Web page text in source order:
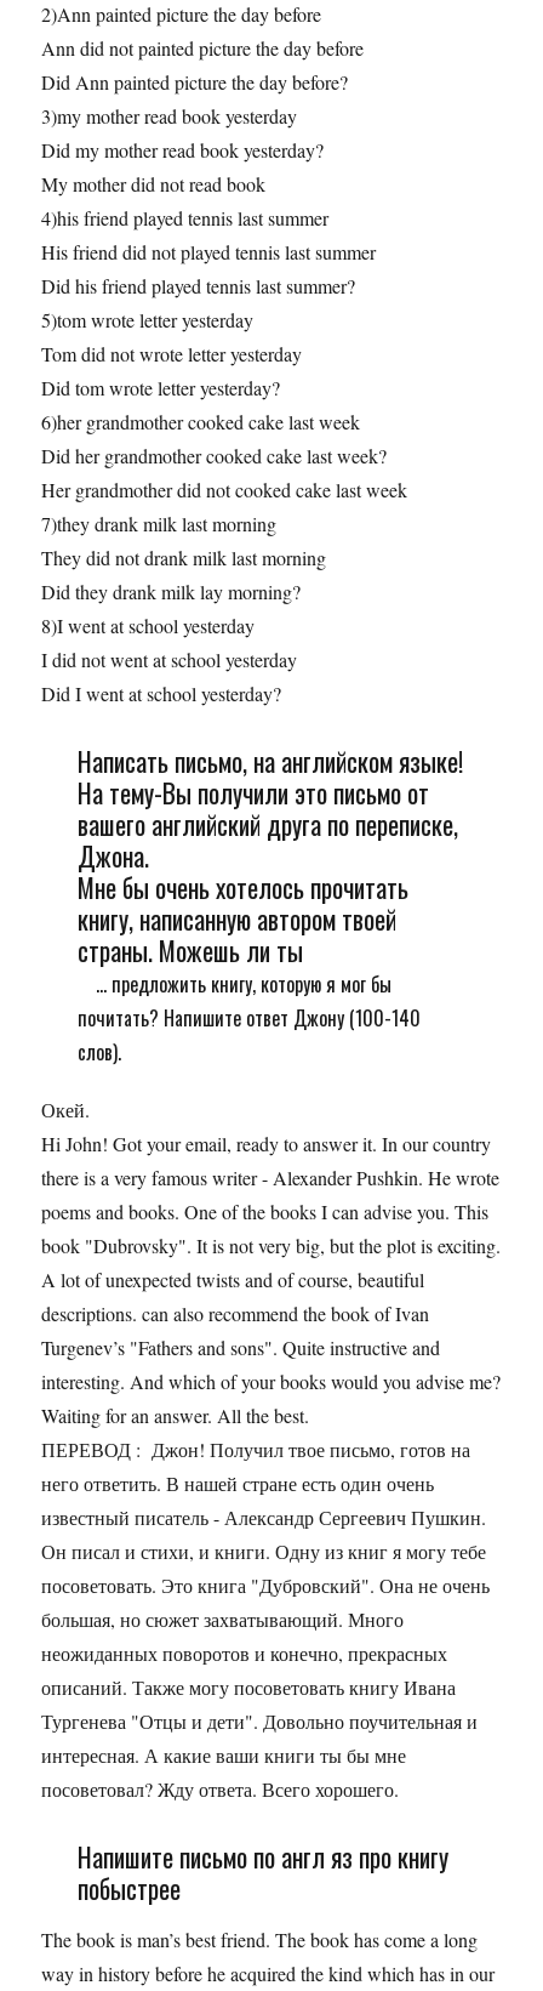
2)Ann painted picture the day before
Ann did not painted picture the day before
Did Ann painted picture the day before?
3)my mother read book yesterday
Did my mother read book yesterday?
My mother did not read book
4)his friend played tennis last summer
His friend did not played tennis last summer
Did his friend played tennis last summer?
5)tom wrote letter yesterday
Tom did not wrote letter yesterday
Did tom wrote letter yesterday?
6)her grandmother cooked cake last week
Did her grandmother cooked cake last week?
Her grandmother did not cooked cake last week
7)they drank milk last morning
They did not drank milk last morning
Did they drank milk lay morning?
8)I went at school yesterday
I did not went at school yesterday
Did I went at school yesterday?
Написать письмо, на английском языке!
На тему-Вы получили это письмо от
вашего английский друга по переписке,
Джона.
Мне бы очень хотелось прочитать
книгу, написанную автором твоей
страны. Можешь ли ты
... предложить книгу, которую я мог бы
почитать? Напишите ответ Джону (100-140
слов).
Окей.
Hi John! Got your email, ready to answer it. In our country
there is a very famous writer - Alexander Pushkin. He wrote
poems and books. One of the books I can advise you. This
book "Dubrovsky". It is not very big, but the plot is exciting.
A lot of unexpected twists and of course, beautiful
descriptions. can also recommend the book of Ivan
Turgenev’s "Fathers and sons". Quite instructive and
interesting. And which of your books would you advise me?
Waiting for an answer. All the best.
ПЕРЕВОД : Джон! Получил твое письмо, готов на
него ответить. В нашей стране есть один очень
известный писатель - Александр Сергеевич Пушкин.
Он писал и стихи, и книги. Одну из книг я могу тебе
посоветовать. Это книга "Дубровский". Она не очень
большая, но сюжет захватывающий. Много
неожиданных поворотов и конечно, прекрасных
описаний. Также могу посоветовать книгу Ивана
Тургенева "Отцы и дети". Довольно поучительная и
интересная. А какие ваши книги ты бы мне
посоветовал? Жду ответа. Всего хорошего.
Напишите письмо по англ яз про книгу
побыстрее
The book is man’s best friend. The book has come a long
way in history before he acquired the kind which has in our